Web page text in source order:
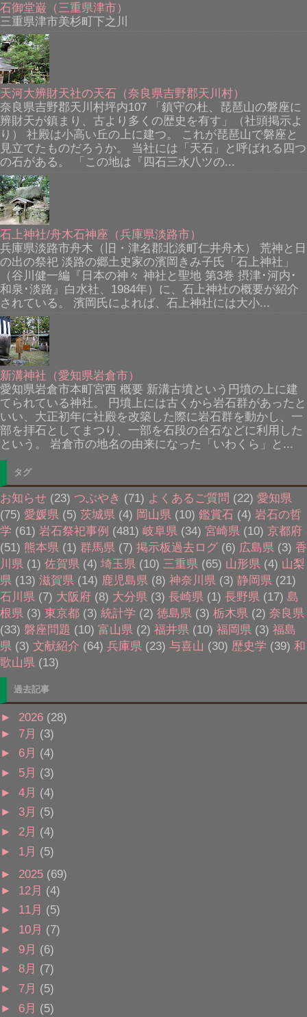
石御堂巌（三重県津市）
三重県津市美杉町下之川
天河大辨財天社の天石（奈良県吉野郡天川村）
奈良県吉野郡天川村坪内107 「鎮守の杜、琵琶山の磐座に
辨財天が鎮まり、古より多くの歴史を有す」（社頭掲示よ
り） 社殿は小高い丘の上に建つ。 これが琵琶山で磐座と
見立てたものだろうか。 当社には「天石」と呼ばれる四つ
の石がある。 「この地は『四石三水八ツの...
石上神社/舟木石神座（兵庫県淡路市）
兵庫県淡路市舟木（旧・津名郡北淡町仁井舟木） 荒神と日
の出の祭祀 淡路の郷土史家の濱岡きみ子氏「石上神社」
（谷川健一編『日本の神々 神社と聖地 第3巻 摂津･河内･
和泉･淡路』白水社、1984年）に、石上神社の概要が紹介
されている。 濱岡氏によれば、石上神社には大小...
新溝神社（愛知県岩倉市）
愛知県岩倉市本町宮西 概要 新溝古墳という円墳の上に建
てられている神社。 円墳上には古くから岩石群があったと
いい、大正初年に社殿を改築した際に岩石群を動かし、一
部を拝石としてまつり、一部を石段の台石などに利用した
という。 岩倉市の地名の由来になった「いわくら」と...
タグ
お知らせ (23) つぶやき (71) よくあるご質問 (22) 愛知県
(75) 愛媛県 (5) 茨城県 (4) 岡山県 (10) 鑑賞石 (4) 岩石の哲
学 (61) 岩石祭祀事例 (481) 岐阜県 (34) 宮崎県 (10) 京都府
(51) 熊本県 (1) 群馬県 (7) 掲示板過去ログ (6) 広島県 (3) 香
川県 (1) 佐賀県 (4) 埼玉県 (10) 三重県 (65) 山形県 (4) 山梨
県 (13) 滋賀県 (14) 鹿児島県 (8) 神奈川県 (3) 静岡県 (21)
石川県 (7) 大阪府 (8) 大分県 (3) 長崎県 (1) 長野県 (17) 島
根県 (3) 東京都 (3) 統計学 (2) 徳島県 (3) 栃木県 (2) 奈良県
(33) 磐座問題 (10) 富山県 (2) 福井県 (10) 福岡県 (3) 福島
県 (3) 文献紹介 (64) 兵庫県 (23) 与喜山 (30) 歴史学 (39) 和
歌山県 (13)
過去記事
► 2026 (28)
► 7月 (3)
► 6月 (4)
► 5月 (3)
► 4月 (4)
► 3月 (5)
► 2月 (4)
► 1月 (5)
► 2025 (69)
► 12月 (4)
► 11月 (5)
► 10月 (7)
► 9月 (6)
► 8月 (7)
► 7月 (5)
► 6月 (5)